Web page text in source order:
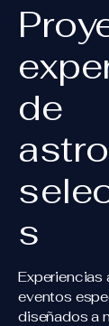
de
s
Experiencias
eventos
diseñados a